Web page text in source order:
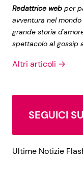
Info
Chi siamo
Disclaimer e Privacy
Pubblicità
Redattrice web per
avventura nel mondo
grande storia
spettacolo al gossip
Altri articoli →
SEGUICI
Ultime Notizie